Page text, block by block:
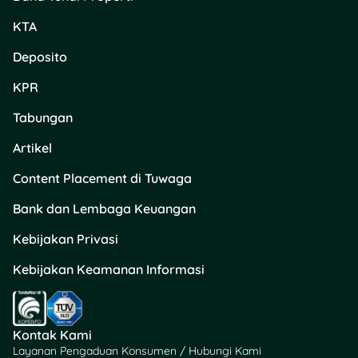
playlist infinite berdasarkan
musik favorit kamu.
Algoritma mereka bisa
dengan detail dan ngasih
rekomendasi yang akurat.
Plus, mereka punya fitur
SongCatcher buat nyari
sebagian liriknya.
KTA
Deposito
KPR
Tabungan
Artikel
Content Placement di Tuwaga
Bank dan Lembaga Keuangan
Kebijakan Privasi
Kebijakan Keamanan Informasi
Kontak Kami
Layanan Pengaduan Konsumen / Hubungi Kami